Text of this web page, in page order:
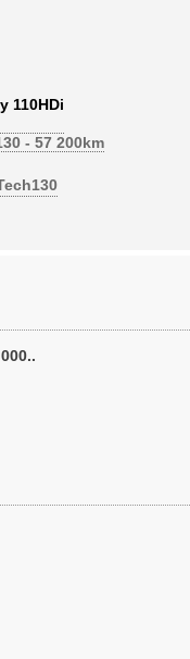
110HDi
- 57 200km